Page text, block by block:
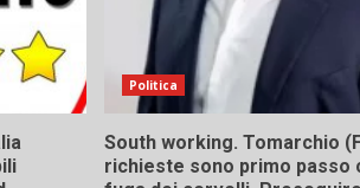
Politica
South working. Tomarchio
richieste sono primo passo